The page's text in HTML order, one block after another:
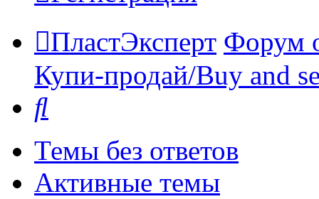
ПластЭксперт Форум
Купи-продай/Buy and
Темы без ответов
Активные темы